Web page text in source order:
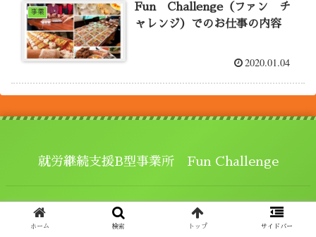
事業
Fun Challenge（ファン チ
ャレンジ）でのお仕事の内容
2020.01.04
就労継続支援B型事業所 Fun Challenge
© 2019 就労継続支援B型事業所 Fun Challenge.
ホーム 検索 トップ サイドバー